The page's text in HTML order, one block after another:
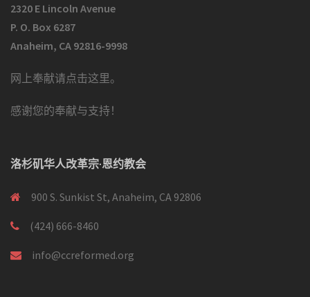
2320 E Lincoln Avenue
P. O. Box 6287
Anaheim, CA 92816-9998
网上奉献请点击这里。
感谢您的奉献与支持！
洛杉矶华人改革宗·恩约教会
900 S. Sunkist St, Anaheim, CA 92806
(424) 666-8460
info@ccreformed.org